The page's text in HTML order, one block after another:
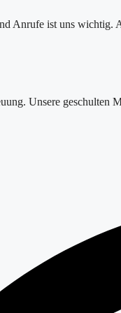
Anrufe ist uns wichtig.
Unsere